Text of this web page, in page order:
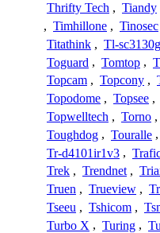
Thrifty Tech , Tiandy
, Timhillone , Tinosec
Titathink , Tl-sc3130g
Toguard , Tomtop ,
Topcam , Topcony ,
Topodome , Topsee ,
Topwelltech , Torno ,
Toughdog , Touralle ,
Tr-d4101ir1v3 ,
Trek , Trendnet ,
Truen , Trueview ,
Tseeu , Tshicom ,
Turbo X , Turing ,